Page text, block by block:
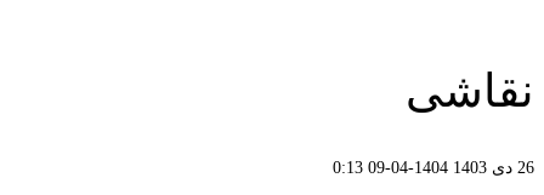
نقاشی
26 دی 1403 1404-04-09 0:13